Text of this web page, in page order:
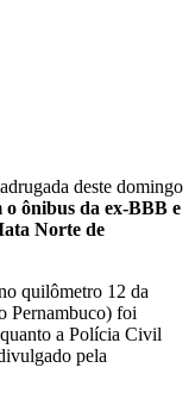
deste domingo
o ônibus da ex-BBB e
Norte de
quilômetro 12 da
Pernambuco) foi
a Polícia Civil
pela